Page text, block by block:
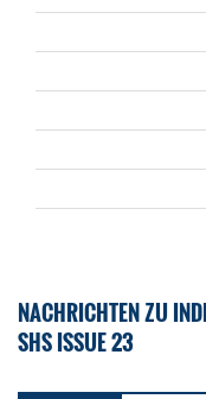
NACHRICHTEN ZU
SHS ISSUE 23